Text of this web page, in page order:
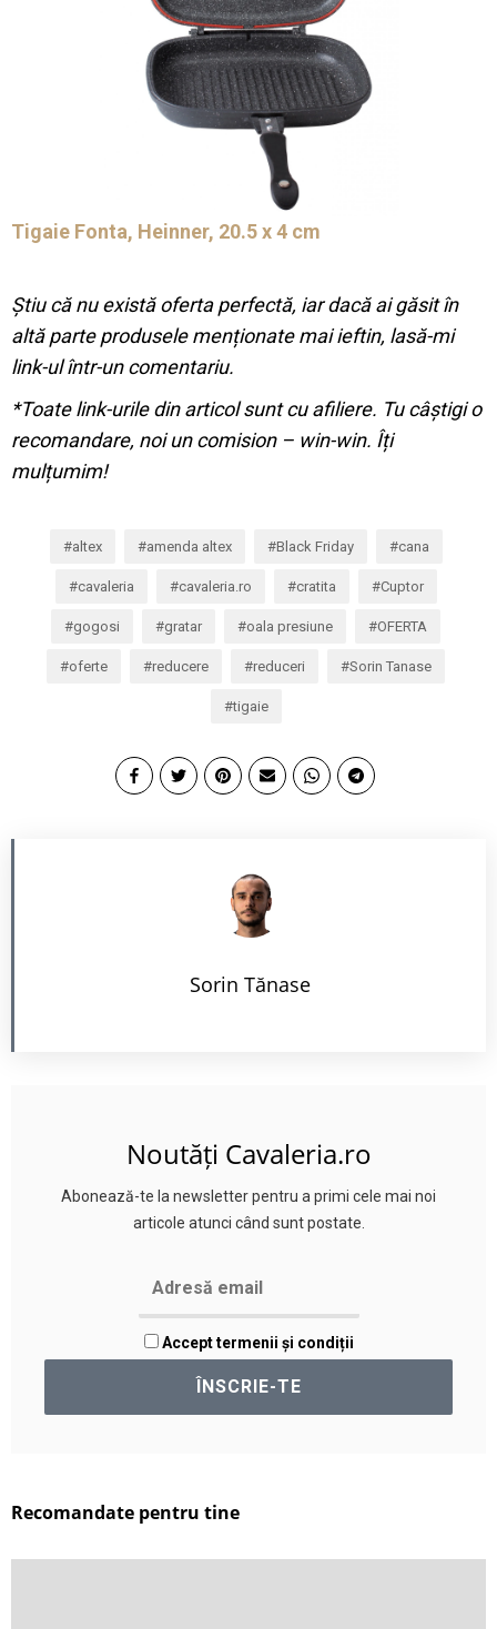
Tigaie Fonta, Heinner, 20.5 x 4 cm
Știu că nu există oferta perfectă, iar dacă ai găsit în
altă parte produsele menționate mai ieftin, lasă-mi
link-ul într-un comentariu.
*Toate link-urile din articol sunt cu afiliere. Tu câștigi o
recomandare, noi un comision – win-win. Îți
mulțumim!
altex amenda altex Black Friday cana
cavaleria cavaleria.ro cratita Cuptor
gogosi gratar oala presiune OFERTA
oferte reducere reduceri Sorin Tanase
tigaie
Sorin Tănase
Noutăți Cavaleria.ro
Abonează-te la newsletter pentru a primi cele mai noi
articole atunci când sunt postate.
Accept termenii și condiții
Recomandate pentru tine